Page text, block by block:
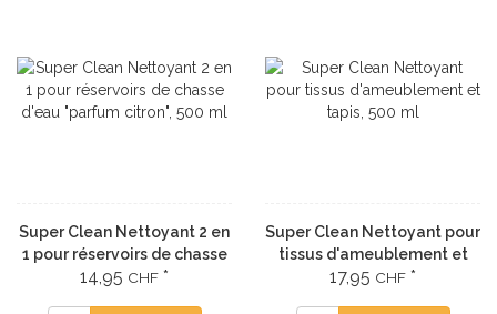
Super Clean Nettoyant 2 en
1 pour réservoirs de chasse
d'eau "parfum citron", 500
14,95 CHF *
Super Clean Nettoyant pour
tissus d'ameublement et
tapis, 500 ml
17,95 CHF *